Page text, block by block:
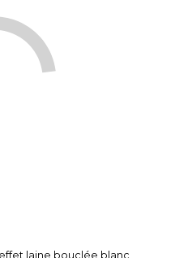
laine bouclée blanc